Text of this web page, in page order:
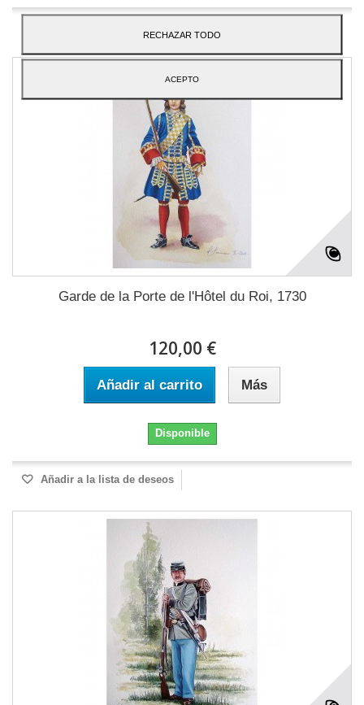
Garde de la Porte de l'Hôtel du Roi, 1730
120,00 €
Añadir al carrito Más
Disponible
Añadir a la lista de deseos
RECHAZAR TODO
ACEPTO